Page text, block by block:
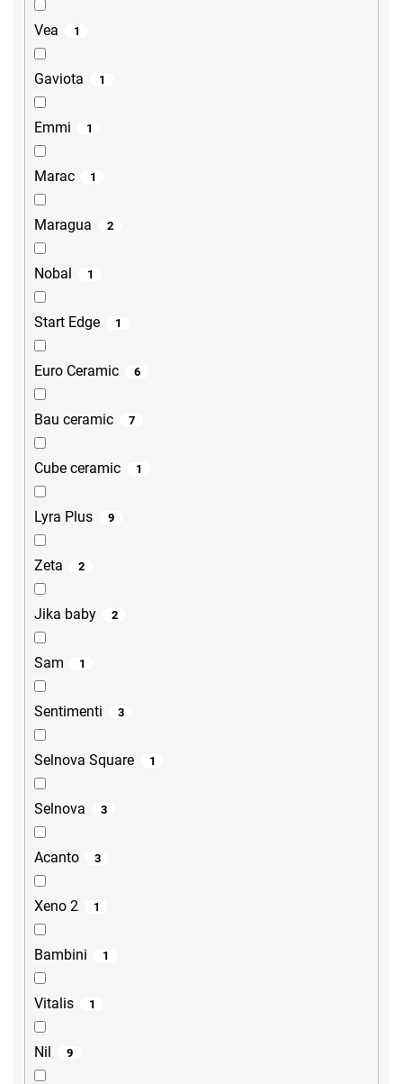
Vea 1
Gaviota 1
Emmi 1
Marac 1
Maragua 2
Nobal 1
Start Edge 1
Euro Ceramic 6
Bau ceramic 7
Cube ceramic 1
Lyra Plus 9
Zeta 2
Jika baby 2
Sam 1
Sentimenti 3
Selnova Square 1
Selnova 3
Acanto 3
Xeno 2 1
Bambini 1
Vitalis 1
Nil 9